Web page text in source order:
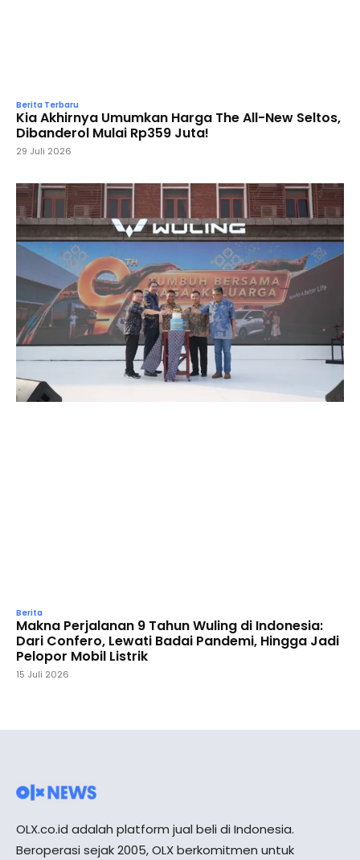
Berita Terbaru
Kia Akhirnya Umumkan Harga The All-New Seltos,
Dibanderol Mulai Rp359 Juta!
29 Juli 2026
Berita
Makna Perjalanan 9 Tahun Wuling di Indonesia:
Dari Confero, Lewati Badai Pandemi, Hingga Jadi
Pelopor Mobil Listrik
15 Juli 2026
OLX.co.id adalah platform jual beli di Indonesia.
Beroperasi sejak 2005, OLX berkomitmen untuk